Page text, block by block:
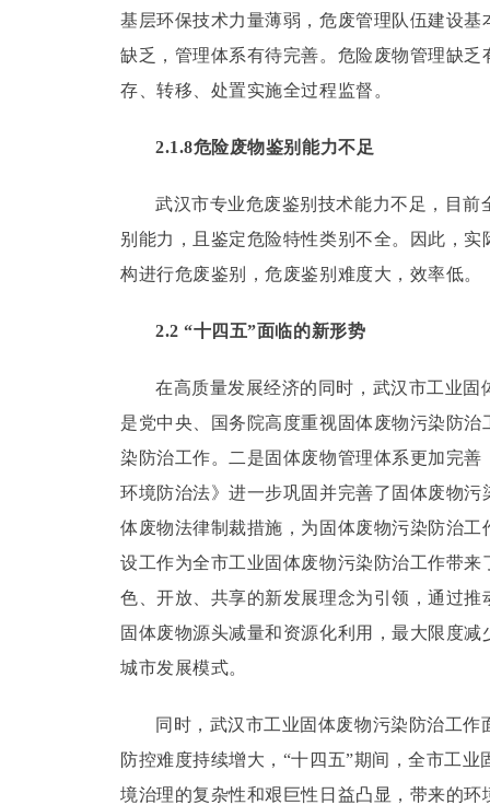
基层环保技术力量薄弱，危废管理队伍建设
缺乏，管理体系有待完善。 危险废物管理缺乏
存、转移、处置实施全过程监督。
2.1.8危险废物鉴别能力不足
武汉市专业危废鉴别技术能力不足，目
别能力，且鉴定危险特性类别不全。
因此，实
构进行危废鉴别，危废鉴别难度大，效率低。
2.2 “十四五”面临的新形势
在高质量发展经济的同时，武汉市工业
是党中央、国务院高度重视固体废物污染防
染防治工作。
二是固体废物管理体系更加完
环境防治法》进一步巩固并完善了固体废物
体废物法律制裁措施，为固体废物污染防治工
设工作为全市工业固体废物污染防治工作带
色、开放、共享的新发展理念为引领，通过
固体废物源头减量和资源化利用，最大限度
城市发展模式。
同时，武汉市工业固体废物污染防治工作
防控难度持续增大，“十四五”期间，全市工
境治理的复杂性和艰巨性日益凸显，带来的